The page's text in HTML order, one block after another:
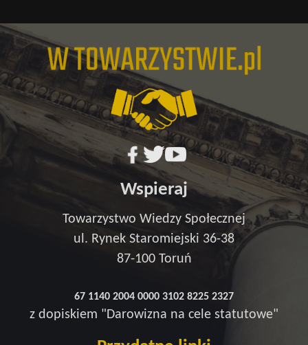
Wspieraj
Towarzystwo Wiedzy Społecznej
ul. Rynek Staromiejski 36-38
87-100 Toruń
67 1140 2004 0000 3102 8225 2327
z dopiskiem "Darowizna na cele statutowe"